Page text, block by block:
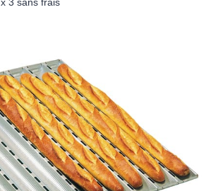
x 3 sans frais